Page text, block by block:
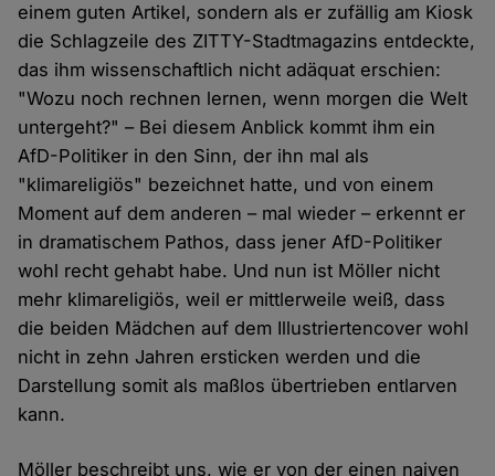
einem guten Artikel, sondern als er zufällig am Kiosk
die Schlagzeile des ZITTY-Stadtmagazins entdeckte,
das ihm wissenschaftlich nicht adäquat erschien:
"Wozu noch rechnen lernen, wenn morgen die Welt
untergeht?" – Bei diesem Anblick kommt ihm ein
AfD-Politiker in den Sinn, der ihn mal als
"klimareligiös" bezeichnet hatte, und von einem
Moment auf dem anderen – mal wieder – erkennt er
in dramatischem Pathos, dass jener AfD-Politiker
wohl recht gehabt habe. Und nun ist Möller nicht
mehr klimareligiös, weil er mittlerweile weiß, dass
die beiden Mädchen auf dem Illustriertencover wohl
nicht in zehn Jahren ersticken werden und die
Darstellung somit als maßlos übertrieben entlarven
kann.
Möller beschreibt uns, wie er von der einen naiven